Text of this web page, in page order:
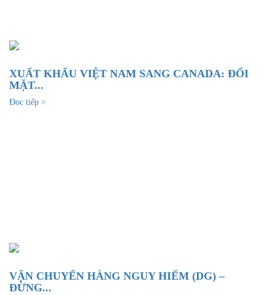
XUẤT KHẨU VIỆT NAM SANG CANADA: ĐỐI
MẶT...
Đọc tiếp >
VẬN CHUYỂN HÀNG NGUY HIỂM (DG) –
ĐỪNG...